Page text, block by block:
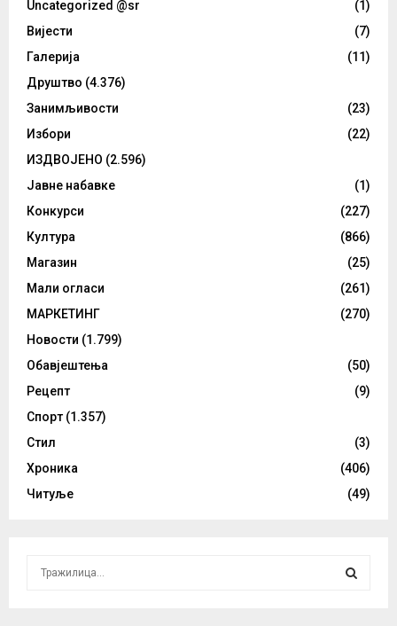
Uncategorized @sr
(1)
Вијести
(7)
Галерија
(11)
Друштво (4.376)
Занимљивости
(23)
Избори
(22)
ИЗДВОЈЕНО (2.596)
Јавне набавке
(1)
Конкурси
(227)
Култура
(866)
Магазин
(25)
Мали огласи
(261)
МАРКЕТИНГ
(270)
Новости (1.799)
Обавјештења
(50)
Рецепт
(9)
Спорт (1.357)
Стил
(3)
Хроника
(406)
Читуље
(49)